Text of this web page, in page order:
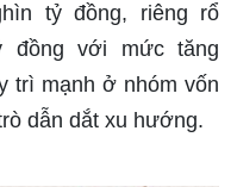
tỷ đồng, riêng rổ
đồng với mức tăng
trì mạnh ở nhóm vốn
dẫn dắt xu hướng.